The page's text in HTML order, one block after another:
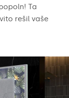
Ta
rešil vaše